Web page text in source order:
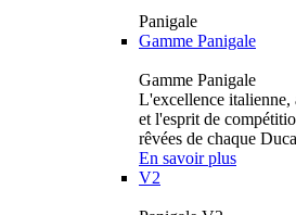
Panigale
Gamme Panigale
Gamme Panigale
L'excellence
et l'esprit de
rêvées de chaque
En savoir plus
V2